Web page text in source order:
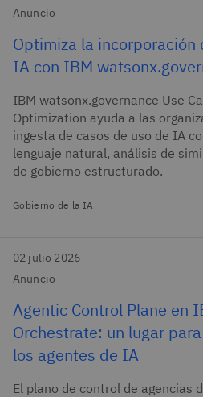
Anuncio
Optimiza la incorporación
IA con IBM
IBM watsonx.governance Use
Optimization ayuda a las
ingesta de casos de uso de IA
lenguaje natural, análisis de
de gobierno estructurado.
Gobierno de la IA
02 julio 2026
Anuncio
Agentic Control Plane en
Orchestrate: un lugar
los agentes de IA
El plano de control de agencias